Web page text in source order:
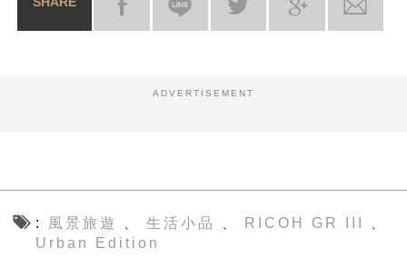
ADVERTISEMENT
風景旅遊 生活小品 RICOH GR III
Urban Edition